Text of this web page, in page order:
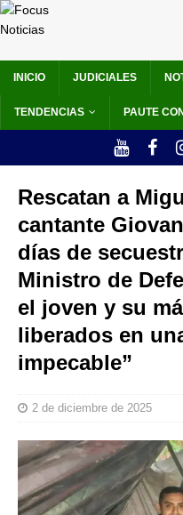
INICIO JUDICIALES
TENDENCIAS PAUTE
Rescatan a
cantante
días de
Ministro de
el joven y su
liberados en
impecable”
2 de diciembre de 2025